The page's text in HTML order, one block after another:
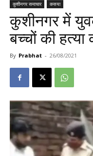
कुशीनगर समाचार कसया
कुशीनगर में
बच्चों की
By Prabhat - 26/08/2021